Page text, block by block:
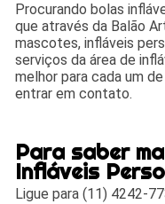
Procurando bolas
que através da Balão
mascotes, infláveis
serviços da área de
melhor para cada um
entrar em contato.
Para saber
Infláveis
Ligue para(11) 4242-